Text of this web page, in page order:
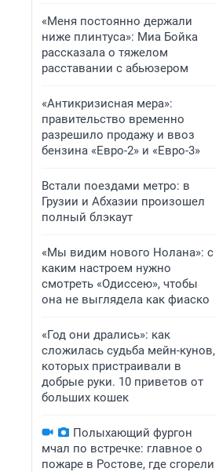
«Меня постоянно держали
ниже плинтуса»: Миа Бойка
рассказала о тяжелом
расставании с абьюзером
«Антикризисная мера»:
правительство временно
разрешило продажу и ввоз
бензина «Евро-2» и «Евро-3»
Встали поездами метро: в
Грузии и Абхазии произошел
полный блэкаут
«Мы видим нового Нолана»: с
каким настроем нужно
смотреть «Одиссею», чтобы
она не выглядела как фиаско
«Год они дрались»: как
сложилась судьба мейн-кунов,
которых пристраивали в
добрые руки. 10 приветов от
больших кошек
Полыхающий фургон
мчал по встречке: главное о
пожаре в Ростове, где сгорели